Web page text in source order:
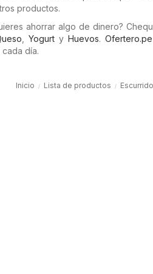
productos.
ahorrar algo de dinero?
,Yogurt yHuevos.Ofertero.pe
día.
Inicio Lista de productos